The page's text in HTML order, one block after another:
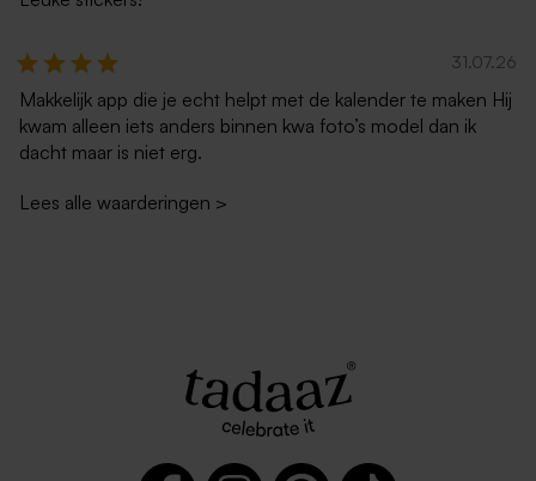
31.07.26
Makkelijk app die je echt helpt met de kalender te maken Hij
kwam alleen iets anders binnen kwa foto’s model dan ik
dacht maar is niet erg.
Lees alle waarderingen >